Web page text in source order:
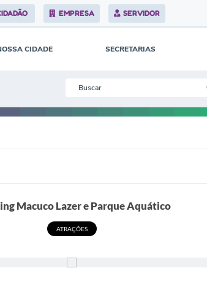
EMPRESA SERVIDOR
CIDADE SECRETARIAS
Macuco Lazer e Parque Aquático
ATRAÇÕES